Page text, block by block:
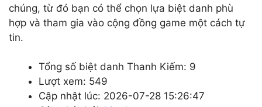
chúng, từ đó bạn có thể chọn lựa biệt danh phù
hợp và tham gia vào cộng đồng game một cách tự
tin.
Tổng số biệt danh Thanh Kiếm: 9
Lượt xem: 549
Cập nhật lúc: 2026-07-28 15:26:47